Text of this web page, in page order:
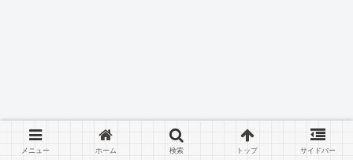
メニュー ホーム 検索 トップ サイドバー